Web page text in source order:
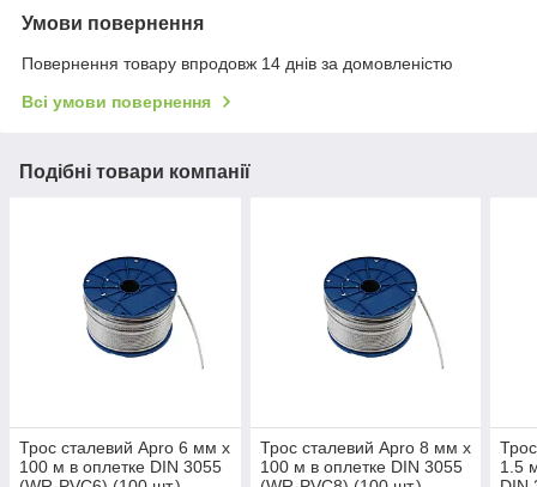
Умови повернення
Повернення товару впродовж 14 днів за домовленістю
Всі умови повернення
Подібні товари компанії
Трос сталевий Apro 6 мм х
100 м в оплетке DIN 3055
Трос сталевий Apro 8 мм х
100 м в оплетке DIN 3055
1.5